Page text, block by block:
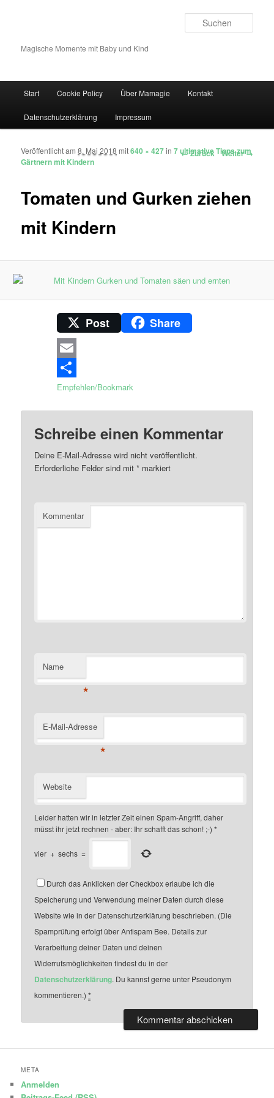
Magische Momente mit Baby und Kind
Zum Inhalt wechseln
Zum sekundären Inhalt wechseln
Start Cookie Policy Über Mamagie Kontakt
Datenschutzerklärung Impressum
Bilder-Navigation ← Zurück Weiter →
Tomaten und Gurken ziehen
mit Kindern
Veröffentlicht am8. Mai 2018 mit640 × 427in7 ultimative Tipps zum
Gärtnern mit Kindern
Post Share
Email
Empfehlen/Bookmark
Schreibe einen Kommentar
Deine E-Mail-Adresse wird nicht veröffentlicht.
Erforderliche Felder sind mit* markiert
Kommentar
Name
*
E-Mail-Adresse
*
Website
Leider hatten wir in letzter Zeit einen Spam-Angriff, daher
müsst ihr jetzt rechnen - aber: Ihr schafft das schon! ;-) *
vier + sechs =
Durch das Anklicken der Checkbox erlaube ich die
Speicherung und Verwendung meiner Daten durch diese
Website wie in der Datenschutzerklärung beschrieben. (Die
Spamprüfung erfolgt über Antispam Bee. Details zur
Verarbeitung deiner Daten und deinen
Widerrufsmöglichkeiten findest du in der
Datenschutzerklärung. Du kannst gerne unter Pseudonym
kommentieren.)*
META
Anmelden